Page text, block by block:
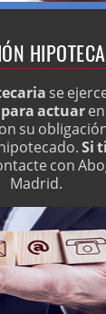
se
para actuaren
su
Si
con
Madrid.